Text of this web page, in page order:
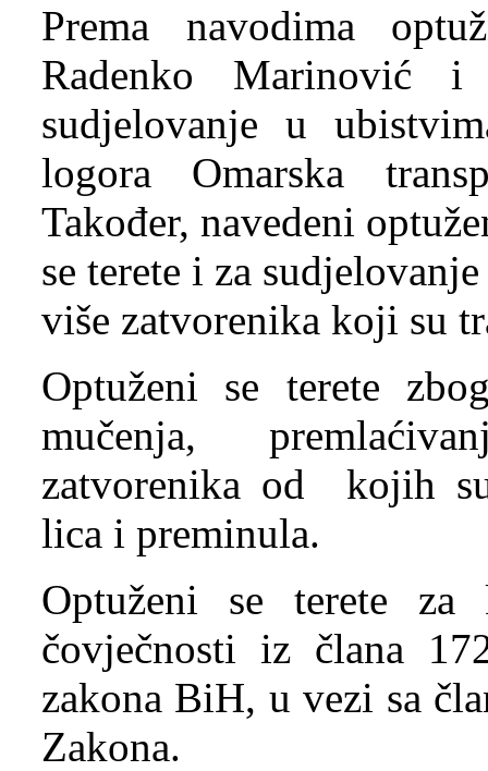
Prema navodima
Radenko Marinović
sudjelovanje u
logora Omarska
Također, navedeni
se terete i za
više zatvorenika koji su
Optuženi se terete
mučenja,
zatvorenika od kojih
lica i preminula.
Optuženi se terete
čovječnosti iz člana
zakona BiH, u vezi sa
Zakona.